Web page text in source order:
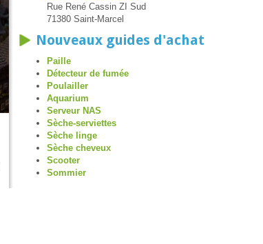
Rue René Cassin ZI Sud
71380 Saint-Marcel
Nouveaux guides d'achat
Paille
Détecteur de fumée
Poulailler
Aquarium
Serveur NAS
Sèche-serviettes
Sèche linge
Sèche cheveux
Scooter
Sommier